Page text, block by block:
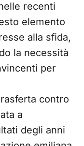
recenti
elemento
alla sfida,
la necessità
per
contro
a
degli anni